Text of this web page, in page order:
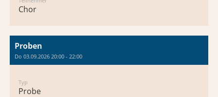
Chor
Proben
Do 03.09.2026 20:00 - 22:00
Typ
Probe